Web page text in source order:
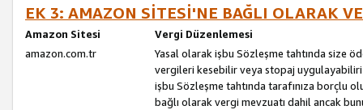
EK 3: AMAZON SİTESİ'NE BAĞLI OLARAK
Amazon Sitesi
Vergi Düzenlemesi
amazon.com.tr
Yasal olarak işbu Sözleşme tahtında size
vergileri kesebilir veya stopaj
işbu Sözleşme tahtında tarafınıza borçlu
bağlı olarak vergi mevzuatı dahil ancak